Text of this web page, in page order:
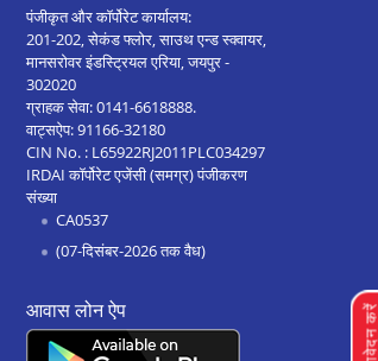
पिंपरी मे बैलेंस ट्रांसफर
चंद्रपुर मे बैलेंस ट्रांसफर
सोलापूर मे बैलेंस ट्रांसफर
हिंजेवाड़ी वाकड़ मे बैलेंस ट्रांसफर
वाघोली मे बैलेंस ट्रांसफर
विरार मे बैलेंस ट्रांसफर
ठाणे मे बैलेंस ट्रांसफर
श्रीरामपुर मे बैलेंस ट्रांसफर
पंजीकृत और कॉर्पोरेट कार्यालय:
201-202, सेकंड फ्लोर, साउथ एन्ड स्क्वायर,
मानसरोवर इंडस्ट्रियल एरिया, जयपुर -
302020
ग्राहक सेवा:0141-6618888.
वाट्सऐप:91166-32180
CIN No. : L65922RJ2011PLC034297
IRDAI कॉर्पोरेट एजेंसी (समग्र) पंजीकरण
संख्या
CA0537
(07-दिसंबर-2026 तक वैध)
आवास लोन ऐप